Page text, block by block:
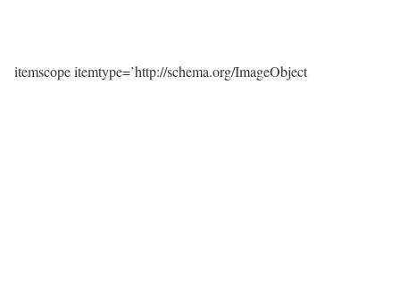
itemscope itemtype=’http://schema.org/ImageObject